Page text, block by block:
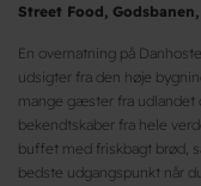
Street Food,
En overnatning på
udsigter fra den høje
mange gæster fra udlandet
bekendtskaber fra hele
buffet med friskbagt brød,
bedste udgangspunkt når